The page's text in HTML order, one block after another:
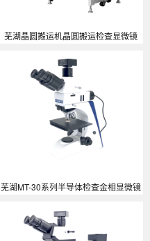
芜湖晶圆搬运机晶圆搬运检查显微镜
芜湖MT-30系列半导体检查金相显微镜